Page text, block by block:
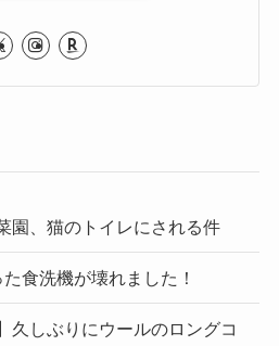
園、猫のトイレにされる件
食洗機が壊れました！
久しぶりにウールのロングコ